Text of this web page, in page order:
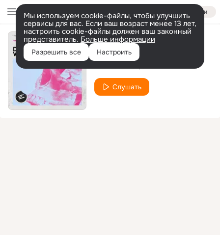
Войти
Мы используем cookie-файлы, чтобы улучшить
сервисы для вас. Если ваш возраст менее 13 лет,
настроить cookie-файлы должен ваш законный
представитель. Больше информации
Разрешить все Настроить
Dead Weight
Слушать